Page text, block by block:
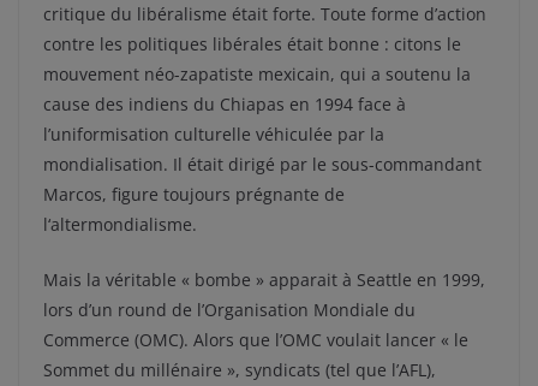
critique du libéralisme était forte. Toute forme d’action
contre les politiques libérales était bonne : citons le
mouvement néo-zapatiste mexicain, qui a soutenu la
cause des indiens du Chiapas en 1994 face à
l’uniformisation culturelle véhiculée par la
mondialisation. Il était dirigé par le sous-commandant
Marcos, figure toujours prégnante de
l‘altermondialisme.
Mais la véritable « bombe » apparait à Seattle en 1999,
lors d’un round de l’Organisation Mondiale du
Commerce (OMC). Alors que l’OMC voulait lancer « le
Sommet du millénaire », syndicats (tel que l’AFL),